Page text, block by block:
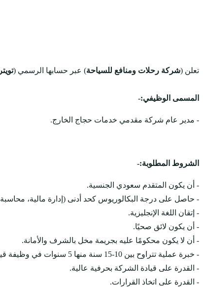
تعلن (شركة رحلات ومنافع للسياحة) عبر حسابها الرسمي (تويتر
المسمى الوظيفي:-
- مدير عام شركة مقدمي خدمات حجاج الخارج.
الشروط المطلوبة:-
- أن يكون المتقدم سعودي الجنسية.
- حاصل على درجة البكالوريوس كحد أدنى (إدارة مالية،
- إتقان اللغة الإنجليزية.
- أن يكون لائق صحيًا.
- أن لا يكون محكومًا عليه بجريمة مخل بالشرف والأمانة.
- خبرة عملية تتراوح بين 10-15 سنة منها 5 سنوات في وظيفة قيادية في أعمال الحج.
- القدرة على قيادة الشركة بحرفية عالية.
- القدرة على اتخاذ القرارات.